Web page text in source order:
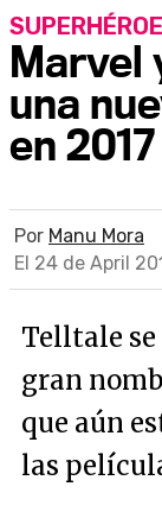
Marvel
una
en 2017
Por Manu Mora
El 24 de April
Telltale se
gran
que aún
las